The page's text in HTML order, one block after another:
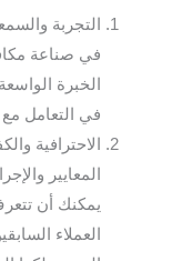
التجربة
في صناعة
الخبرة
في التعامل
الاحترافية
المعايير
يمكنك أن
العملاء